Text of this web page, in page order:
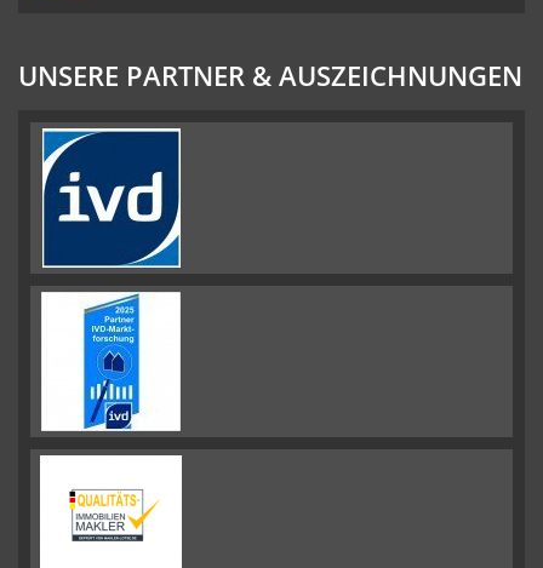
UNSERE PARTNER & AUSZEICHNUNGEN